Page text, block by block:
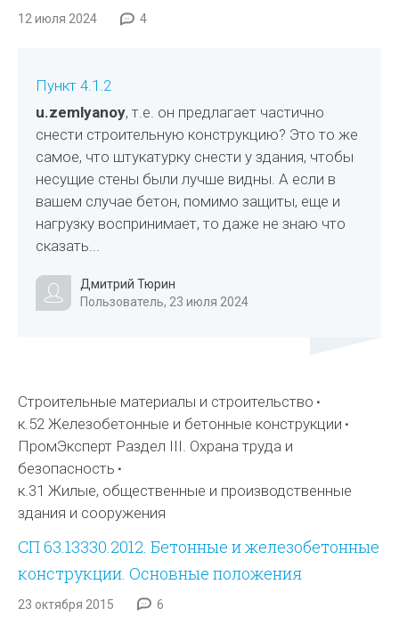
12 июля 2024 4
Пункт 4.1.2
u.zemlyanoy, т.е. он предлагает частично
снести строительную конструкцию? Это то же
самое, что штукатурку снести у здания, чтобы
несущие стены были лучше видны. А если в
вашем случае бетон, помимо защиты, еще и
нагрузку воспринимает, то даже не знаю что
сказать...
Дмитрий Тюрин
Пользователь, 23 июля 2024
Строительные материалы и строительство
к.52 Железобетонные и бетонные конструкции
ПромЭксперт Раздел III. Охрана труда и
безопасность
к.31 Жилые, общественные и производственные
здания и сооружения
СП 63.13330.2012. Бетонные и железобетонные
конструкции. Основные положения
23 октября 2015 6